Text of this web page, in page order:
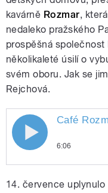
pause
kavárně Rozmar,
nedaleko pražského
prospěšná společnost
několikaleté úsilí o
svém oboru. Jak se
Rejchová.
Café Rozmar
domovů
Café
6:06
dětských
14. července